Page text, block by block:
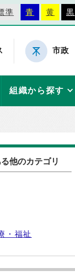
準 青 黄 黒
市政
組織から探す
他のカテゴリ
・福祉